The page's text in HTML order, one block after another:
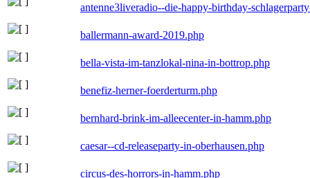
antenne3liveradio--die-happy-birthday-
ballermann-award-2019.php
bella-vista-im-tanzlokal-nina-in-bottrop.php
benefiz-herner-foerderturm.php
bernhard-brink-im-alleecenter-in-hamm.php
caesar--cd-releaseparty-in-oberhausen.php
circus-des-horrors-in-hamm.php